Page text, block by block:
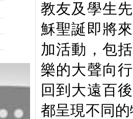
教友及學生
穌聖誕即將
加活動，包
樂的大聲向
回到大遠百
都呈現不同